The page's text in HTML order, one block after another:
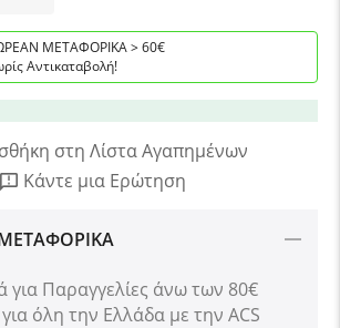
ΜΕΤΑΦΟΡΙΚΑ > 60€
Αντικαταβολή!
στη Λίστα Αγαπημένων
Κάντε μια Ερώτηση
για Παραγγελίες άνω των 80€
όλη την Ελλάδα με την ACS